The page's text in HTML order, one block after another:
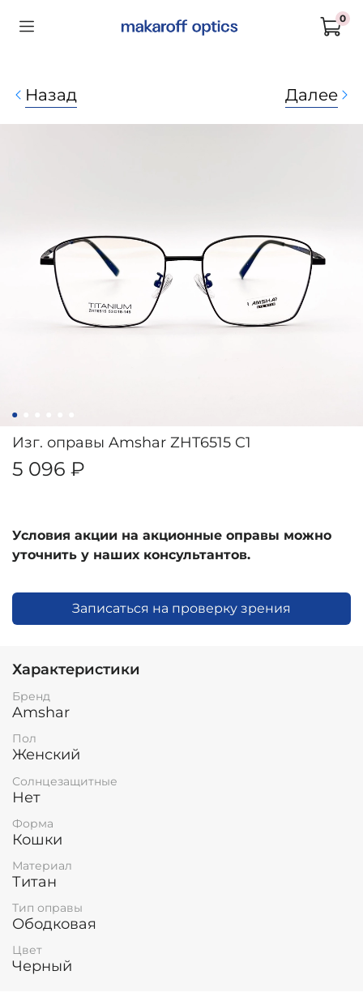
0
Назад Далее
Изг. оправы Amshar ZHT6515 C1
5 096 ₽
Условия акции на акционные оправы можно
уточнить у наших консультантов.
Записаться на проверку зрения
Характеристики
Бренд
Amshar
Пол
Женский
Солнцезащитные
Нет
Форма
Кошки
Материал
Титан
Тип оправы
Ободковая
Цвет
Черный